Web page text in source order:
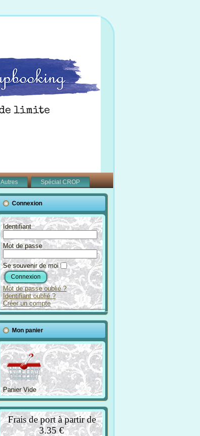
Autres
Spécial CROP
Connexion
Identifiant
Mot de passe
Se souvenir de moi
Mot de passe oublié ?
Identifiant oublié ?
Créer un compte
Mon panier
Panier Vide
Frais de port à partir de
3.35 €